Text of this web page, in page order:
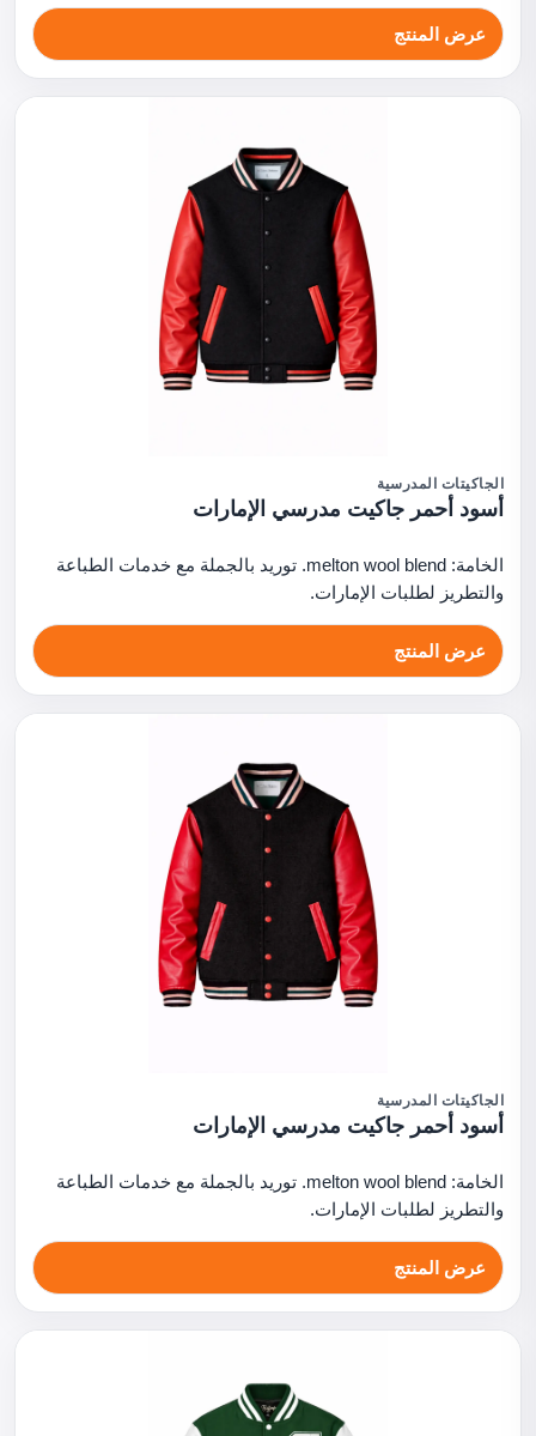
عرض المنتج
الجاكيتات المدرسية
أسود أحمر جاكيت مدرسي الإمارات
الخامة: melton wool blend. توريد بالجملة مع خدمات الطباعة
والتطريز لطلبات الإمارات.
عرض المنتج
الجاكيتات المدرسية
أسود أحمر جاكيت مدرسي الإمارات
الخامة: melton wool blend. توريد بالجملة مع خدمات الطباعة
والتطريز لطلبات الإمارات.
عرض المنتج